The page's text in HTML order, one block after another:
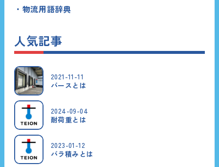
物流用語辞典
人気記事
2021-11-11
バースとは
2024-09-04
耐荷重とは
2023-01-12
バラ積みとは